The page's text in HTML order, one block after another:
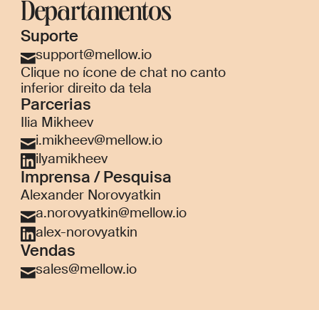
Departamentos
Suporte
support@mellow.io
Clique no ícone de chat no canto
inferior direito da tela
Parcerias
Ilia Mikheev
i.mikheev@mellow.io
ilyamikheev
Imprensa / Pesquisa
Alexander Norovyatkin
a.norovyatkin@mellow.io
alex-norovyatkin
Vendas
sales@mellow.io